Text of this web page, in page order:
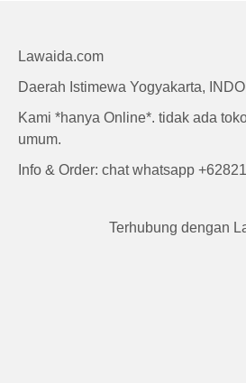
Lawaida.com
Daerah Istimewa Yogyakarta,
Kami *hanya Online*. tidak ada
umum.
Info & Order: chat whatsapp
Terhubung dengan